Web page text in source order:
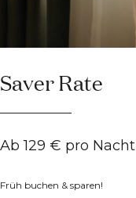
Saver Rate
Ab 129 € pro Nacht
Früh buchen & sparen!